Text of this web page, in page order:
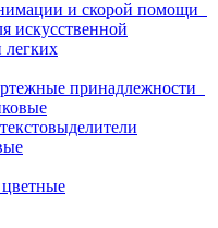
и скорой помощи
искусственной
легких
принадлежности